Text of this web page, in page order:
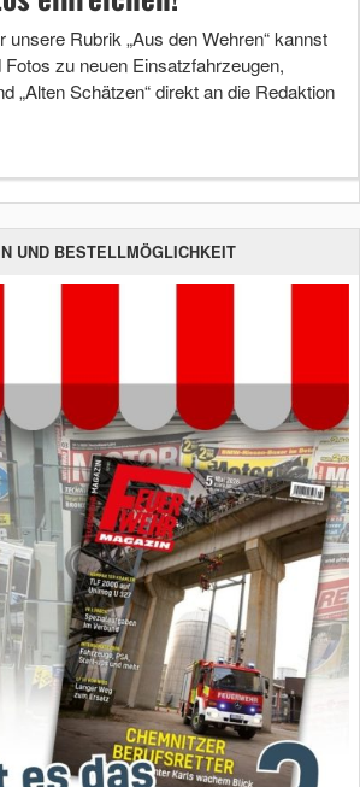
unsere Rubrik „Aus den Wehren“ kannst
zu neuen Einsatzfahrzeugen,
„Alten Schätzen“ direkt an die Redaktion
UND BESTELLMÖGLICHKEIT